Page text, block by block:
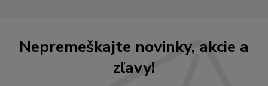
Nepremeškajte novinky, akcie a
zľavy!